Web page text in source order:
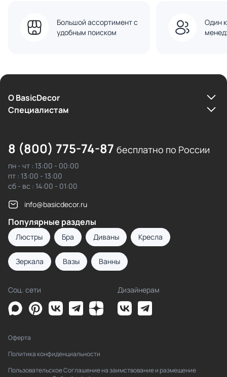
Большой ассортимент с
удобным поиском
Один
О BasicDecor
Cпециалистам
8 (800) 775-74-87 бесплатно по России
пн - чт : 13:00 - 00:00
пт : 13:00 - 13:00
сб - вс : 14:00 - 01:00
info@basicdecor.ru
Популярные разделы
Люстры Бра Диваны Кресла
Зеркала Вазы Ванны
Соц. сети Дизайнерам
Оферта
Политика конфиденциальности
Пользовательское Соглашение на заимствование и размещение